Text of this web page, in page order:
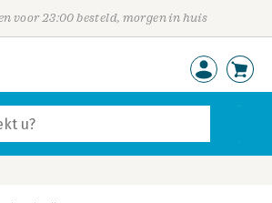
voor 23:00 besteld, morgen in huis